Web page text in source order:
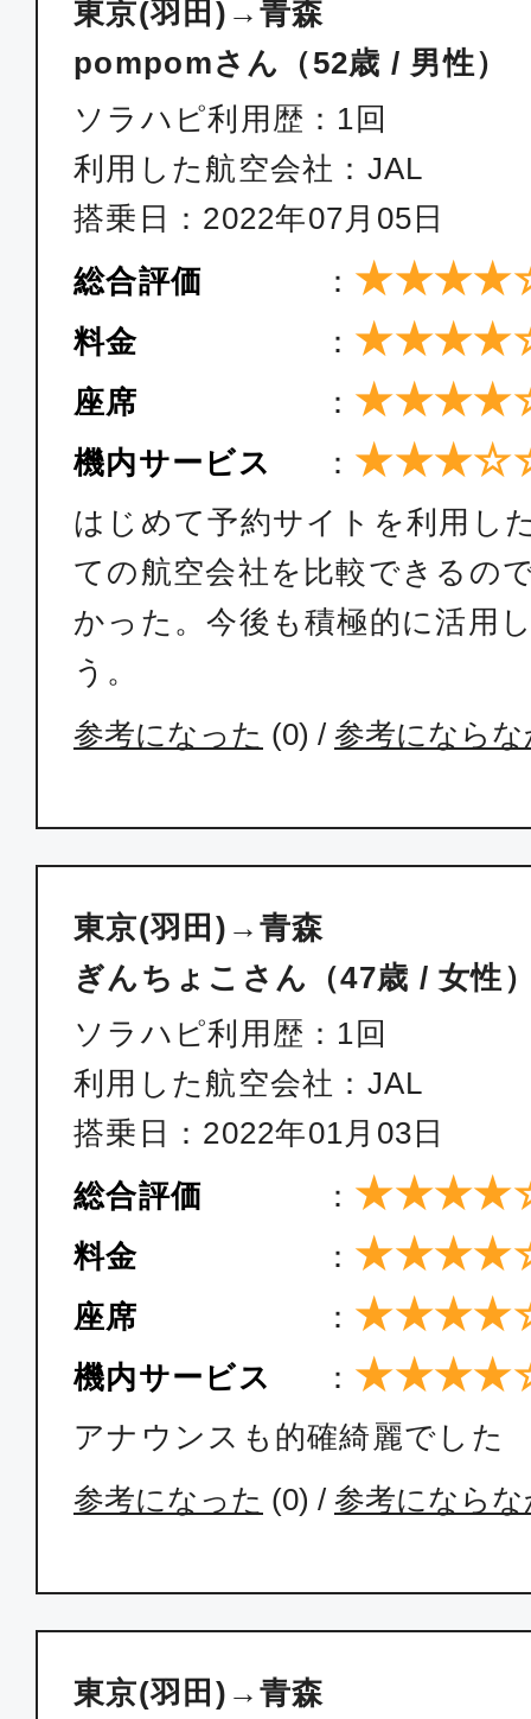
東京(羽田)→青森
pompomさん（52歳 / 男性）
ソラハピ利用歴：1回
利用した航空会社：JAL
搭乗日：2022年07月05日
総合評価
：
料金 ：
座席 ：
機内サービス ：
はじめて予約サイトを利用し
ての航空会社を比較できるの
かった。今後も積極的に活用
う。
参考になった (0) / 参考になら
東京(羽田)→青森
ぎんちょこさん（47歳 / 女性
ソラハピ利用歴：1回
利用した航空会社：JAL
搭乗日：2022年01月03日
総合評価
：
料金 ：
座席 ：
機内サービス ：
アナウンスも的確綺麗でした
参考になった (0) / 参考になら
東京(羽田)→青森